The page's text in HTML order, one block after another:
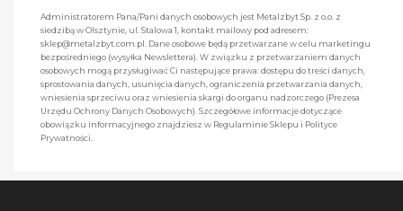
Administratorem Pana/Pani danych osobowych jest Metalzbyt Sp. z o.o. z
siedzibą w Olsztynie, ul. Stalowa 1, kontakt mailowy pod adresem:
sklep@metalzbyt.com.pl. Dane osobowe będą przetwarzane w celu marketingu
bezpośredniego (wysyłka Newslettera). W związku z przetwarzaniem danych
osobowych mogą przysługiwać Ci następujące prawa: dostępu do treści danych,
sprostowania danych, usunięcia danych, ograniczenia przetwarzania danych,
wniesienia sprzeciwu oraz wniesienia skargi do organu nadzorczego (Prezesa
Urzędu Ochrony Danych Osobowych). Szczegółowe informacje dotyczące
obowiązku informacyjnego znajdziesz w Regulaminie Sklepu i Polityce
Prywatności.